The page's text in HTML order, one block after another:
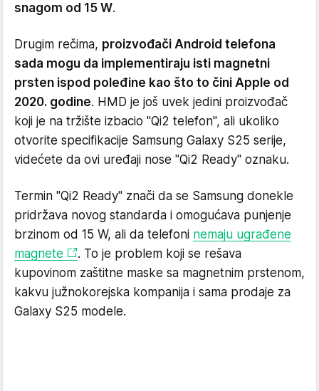
snagom od 15 W.
Drugim rečima, proizvođači Android telefona
sada mogu da implementiraju isti magnetni
prsten ispod poleđine kao što to čini Apple od
2020. godine. HMD je još uvek jedini proizvođač
koji je na tržište izbacio "Qi2 telefon", ali ukoliko
otvorite specifikacije Samsung Galaxy S25 serije,
videćete da ovi uređaji nose "Qi2 Ready" oznaku.
Termin "Qi2 Ready" znači da se Samsung donekle
pridržava novog standarda i omogućava punjenje
brzinom od 15 W, ali da telefoni nemaju ugrađene
magnete
. To je problem koji se rešava
kupovinom zaštitne maske sa magnetnim prstenom,
kakvu južnokorejska kompanija i sama prodaje za
Galaxy S25 modele.